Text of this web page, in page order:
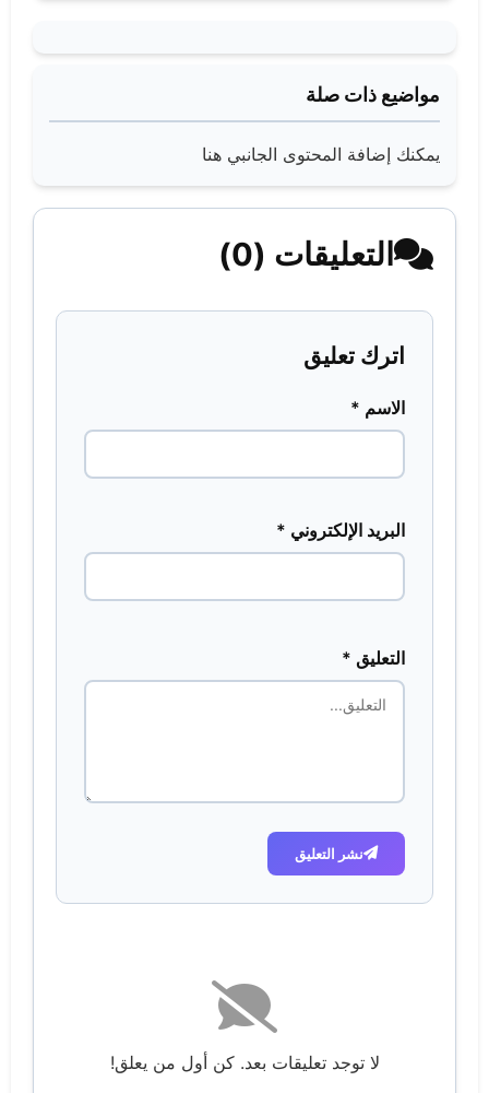
مواضيع ذات صلة
يمكنك إضافة المحتوى الجانبي هنا
التعليقات (0)
اترك تعليق
الاسم *
البريد الإلكتروني *
التعليق *
نشر التعليق
لا توجد تعليقات بعد. كن أول من يعلق!